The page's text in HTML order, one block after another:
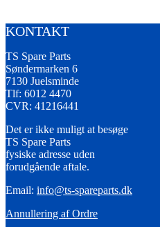
KONTAKT
TS Spare Parts
Søndermarken 6
7130 Juelsminde
Tlf: 6012 4470
CVR: 41216441
Det er ikke muligt at besøge
TS Spare Parts
fysiske adresse uden
forudgående aftale.
Email: info@ts-spareparts.dk
Annullering af Ordre